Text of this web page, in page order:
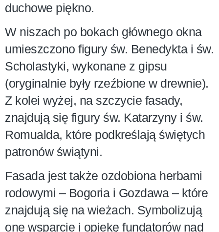
duchowe piękno.
W niszach po bokach głównego okna
umieszczono figury św. Benedykta i św.
Scholastyki, wykonane z gipsu
(oryginalnie były rzeźbione w drewnie).
Z kolei wyżej, na szczycie fasady,
znajdują się figury św. Katarzyny i św.
Romualda, które podkreślają świętych
patronów świątyni.
Fasada jest także ozdobiona herbami
rodowymi – Bogoria i Gozdawa – które
znajdują się na wieżach. Symbolizują
one wsparcie i opiekę fundatorów nad